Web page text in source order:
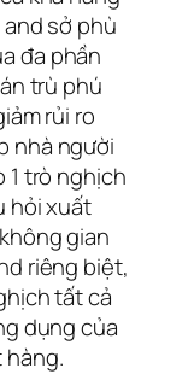
sở phù
đa phần
trù phú
rủi ro
nhà người
1 trò nghịch
hỏi xuất
gian
riêng biệt,
tất cả
dụng của
hàng.